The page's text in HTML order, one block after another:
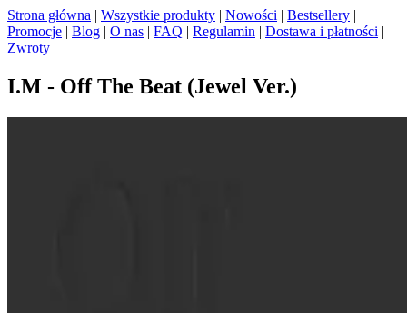
Strona główna | Wszystkie produkty | Nowości | Bestsellery |
Promocje | Blog | O nas | FAQ | Regulamin | Dostawa i płatności |
Zwroty
I.M - Off The Beat (Jewel Ver.)